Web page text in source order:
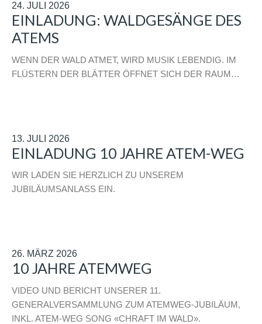
24. JULI 2026
EINLADUNG: WALDGESÄNGE DES
ATEMS
WENN DER WALD ATMET, WIRD MUSIK LEBENDIG. IM
FLÜSTERN DER BLÄTTER ÖFFNET SICH DER RAUM…
13. JULI 2026
EINLADUNG 10 JAHRE ATEM-WEG
WIR LADEN SIE HERZLICH ZU UNSEREM
JUBILÄUMSANLASS EIN.
26. MÄRZ 2026
10 JAHRE ATEMWEG
VIDEO UND BERICHT UNSERER 11.
GENERALVERSAMMLUNG ZUM ATEMWEG-JUBILÄUM,
INKL. ATEM-WEG SONG «CHRAFT IM WALD».